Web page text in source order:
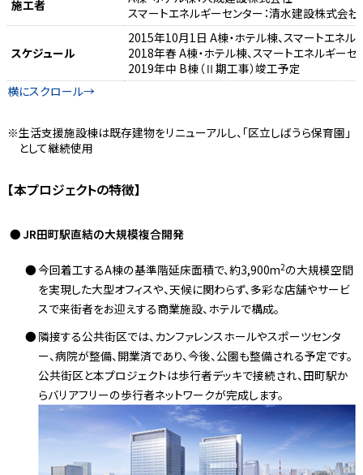
施工者
スマートエネルギーセンター：清水建設株式会社
スケジュール
2015年10月1日 A棟・ホテル棟、スマートエネ
2018年春 A棟・ホテル棟、スマートエネルギー
2019年中 B棟（Ⅱ期工事）竣工予定
生活支援施設棟は既存建物をリニューアルし、「区立しばうら保育園」
として継続使用
【本プロジェクトの特徴】
JR田町駅直結の大規模複合開発
今回着工するA棟の基準階延床面積で、約3,900m2の大規模空間
を実現した大型オフィスや、天候に関わらず、多彩な店舗やサービ
スで来街者をお迎えする商業施設、ホテルで構成。
隣接する公共街区では、カンファレンスホールやスポーツセンタ
ー、病院が整備、開業済であり、今後、公園も整備される予定です。
公共街区と本プロジェクトは歩行者デッキで接続され、田町駅か
らバリアフリーの歩行者ネットワークが完成します。